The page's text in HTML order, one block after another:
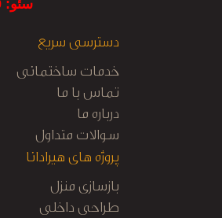
سئو: 09127305449
دسترسی سریع
خدمات ساختمانی
تماس با ما
درباره ما
سوالات متداول
پروژه های هیرادانا
بازسازی منزل
طراحی داخلی